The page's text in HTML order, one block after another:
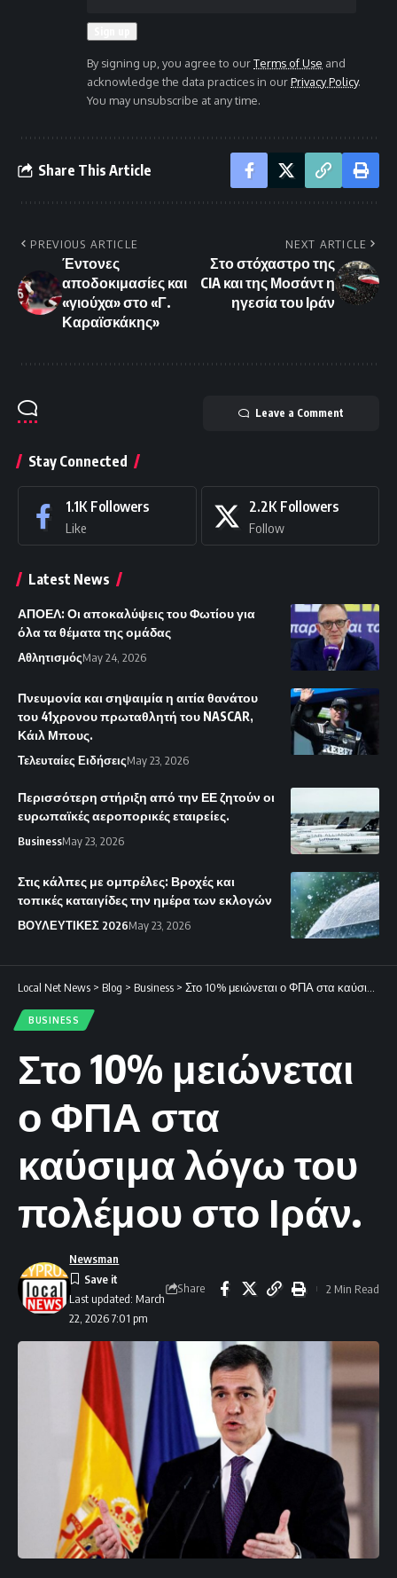
By signing up, you agree to ourTerms of Use and
acknowledge the data practices in ourPrivacy Policy.
You may unsubscribe at any time.
Share This Article
PREVIOUS ARTICLE
Έντονες
αποδοκιμασίες και
«γιούχα» στο «Γ.
Καραϊσκάκης»
NEXT ARTICLE
Στο στόχαστρο της
CIA και της Μοσάντ η
ηγεσία του Ιράν
Leave a Comment
Stay Connected
1.1K Followers
Like
2.2K Followers
Follow
Latest News
ΑΠΟΕΛ: Οι αποκαλύψεις του Φωτίου για
όλα τα θέματα της ομάδας
ΑθλητισμόςMay 24, 2026
Πνευμονία και σηψαιμία η αιτία θανάτου
του 41χρονου πρωταθλητή του NASCAR,
Κάιλ Μπους.
Τελευταίες ΕιδήσειςMay 23, 2026
Περισσότερη στήριξη από την ΕΕ ζητούν οι
ευρωπαϊκές αεροπορικές εταιρείες.
BusinessMay 23, 2026
Στις κάλπες με ομπρέλες: Βροχές και
τοπικές καταιγίδες την ημέρα των εκλογών
ΒΟΥΛΕΥΤΙΚΕΣ 2026May 23, 2026
Local Net News > Blog > Business > Στο 10% μειώνεται ο ΦΠΑ στα καύσιμα λόγω του πολέμου στο Ιράν.
BUSINESS
Στο 10% μειώνεται
ο ΦΠΑ στα
καύσιμα λόγω του
πολέμου στο Ιράν.
Last updated: March
22, 2026 7:01 pm
Newsman
Share 2 Min Read